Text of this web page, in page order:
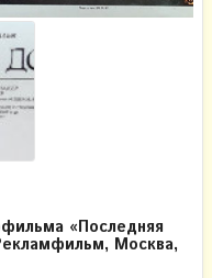
«Последняя
Москва,